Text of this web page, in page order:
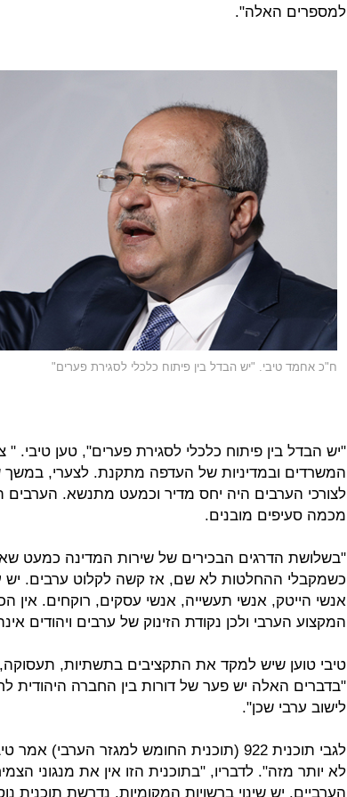
למספרים האלה".
ח"כ אחמד טיבי. "יש הבדל בין פיתוח כלכלי לסגירת פערים"
"יש הבדל בין פיתוח כלכלי לסגירת פערים", טען טיבי. "
המשרדים ובמדיניות של העדפה מתקנת. לצערי,
לצורכי הערבים היה יחס מדיר וכמעט מתנשא. הערבים
מכמה סעיפים מובנים.
"בשלושת הדרגים הבכירים של שירות המדינה כמעט
כשמקבלי ההחלטות לא שם, אז קשה לקלוט ערבים. יש
אנשי הייטק, אנשי תעשייה, אנשי עסקים, רוקחים. אין
המקצוע הערבי ולכן נקודת הזינוק של ערבים ויהודים
טיבי טוען שיש למקד את התקציבים בתשתיות, תעסוקה,
"בדברים האלה יש פער של דורות בין החברה היהודית
לישוב ערבי שכן".
לגבי תוכנית 922 (תוכנית החומש למגזר הערבי)
לא יותר מזה". לדבריו, "בתוכנית הזו אין את מנגוני
הערביים. יש שינוי ברשויות המקומיות. נדרשת תוכנית